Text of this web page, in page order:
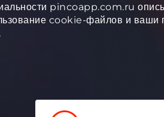
pincoapp.com.ru
cookie-файлов и ваши